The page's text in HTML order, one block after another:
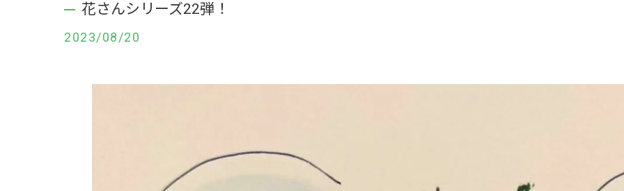
花さんシリーズ22弾！
2023/08/20